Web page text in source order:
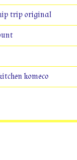
trip original
komeco